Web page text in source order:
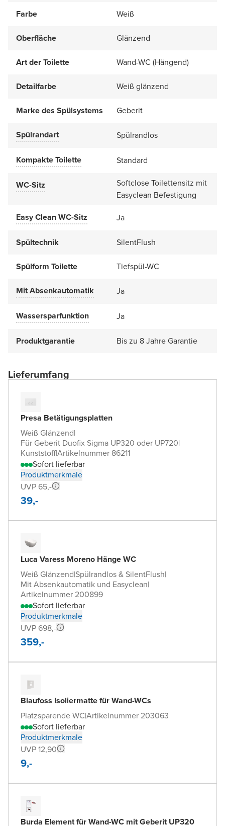
Farbe Weiß
Oberfläche Glänzend
Art der Toilette Wand-WC (Hängend)
Detailfarbe Weiß glänzend
Marke des Spülsystems Geberit
Spülrandart Spülrandlos
Kompakte Toilette Standard
WC-Sitz
Softclose Toilettensitz mit
Easyclean Befestigung
Easy Clean WC-Sitz
Ja
Spültechnik SilentFlush
Spülform Toilette Tiefspül-WC
Mit Absenkautomatik Ja
Wassersparfunktion Ja
Produktgarantie Bis zu 8 Jahre Garantie
Lieferumfang
Presa Betätigungsplatten
Weiß Glänzend|
Für Geberit Duofix Sigma UP320 oder UP720|
Kunststoff|Artikelnummer 86211
Sofort lieferbar
Produktmerkmale
UVP 65,-
39,-
Luca Varess Moreno Hänge WC
Weiß Glänzend|Spülrandlos & SilentFlush|
Mit Absenkautomatik und Easyclean|
Artikelnummer 200899
Sofort lieferbar
Produktmerkmale
UVP 698,-
359,-
Blaufoss Isoliermatte für Wand-WCs
Platzsparende WC|Artikelnummer 203063
Sofort lieferbar
Produktmerkmale
UVP 12,90
9,-
Burda Element für Wand-WC mit Geberit UP320